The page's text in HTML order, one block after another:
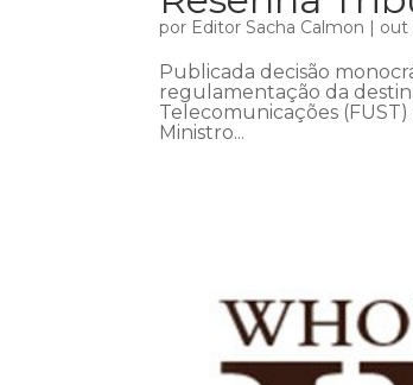
por Editor Sacha Calmon | out
Publicada decisão
regulamentação da
Telecomunicações
Ministro...